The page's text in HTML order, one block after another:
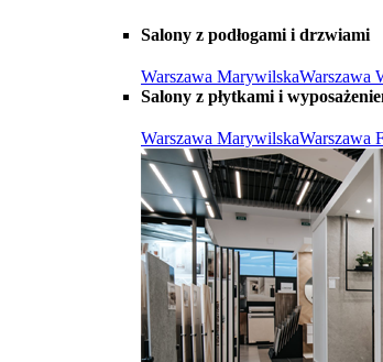
Salony z podłogami i drzwiami
Warszawa MarywilskaWarszawa
Salony z płytkami i
Warszawa MarywilskaWarszawa